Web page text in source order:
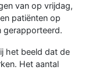
van op vrijdag,
patiënten op
gerapporteerd.
het beeld dat de
Het aantal